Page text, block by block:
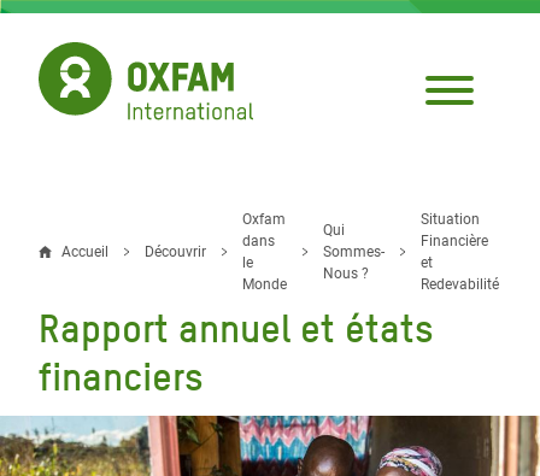
Aller
contenu
principal
FilAccueil Découvrir
Oxfam
dans
le
Monde
Qui
Sommes-
Nous ?
Situation
Financière
et
Redevabilité
Rapport annuel et états
financiers